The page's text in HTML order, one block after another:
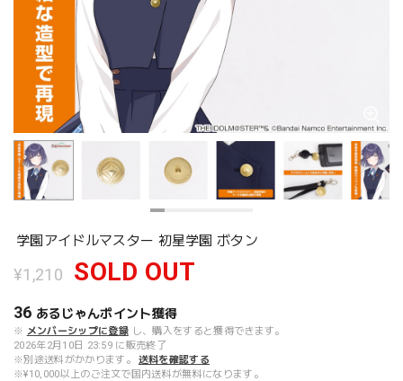
学園アイドルマスター 初星学園 ボタン
¥1,210 SOLD OUT
36 あるじゃんポイント獲得
※ メンバーシップに登録 し、購入をすると獲得できます。
2026年2月10日 23:59 に販売終了
※別途送料がかかります。
送料を確認する
※¥10,000以上のご注文で国内送料が無料になります。